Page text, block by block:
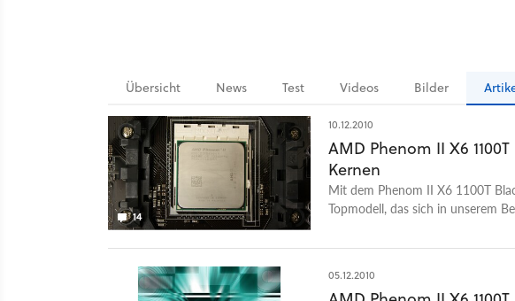
Übersicht News Test Videos Bilder
14
10.12.2010
AMD Phenom II X6
Kernen
Mit dem Phenom II X6 1100T
Topmodell, das sich in unserem
05.12.2010